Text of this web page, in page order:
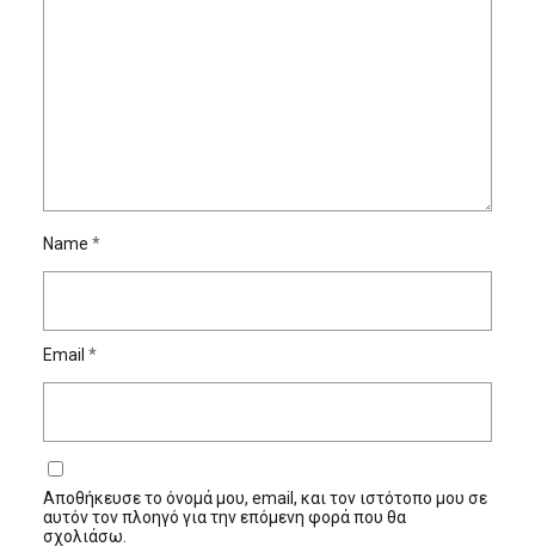
Name *
Email *
Αποθήκευσε το όνομά μου, email, και τον ιστότοπο μου σε
αυτόν τον πλοηγό για την επόμενη φορά που θα
σχολιάσω.